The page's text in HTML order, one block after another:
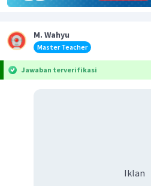
M. Wahyu
Master Teacher
Jawaban terverifikasi
Iklan